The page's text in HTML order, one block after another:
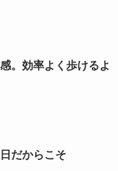
。効率よく歩けるよ
だからこそ